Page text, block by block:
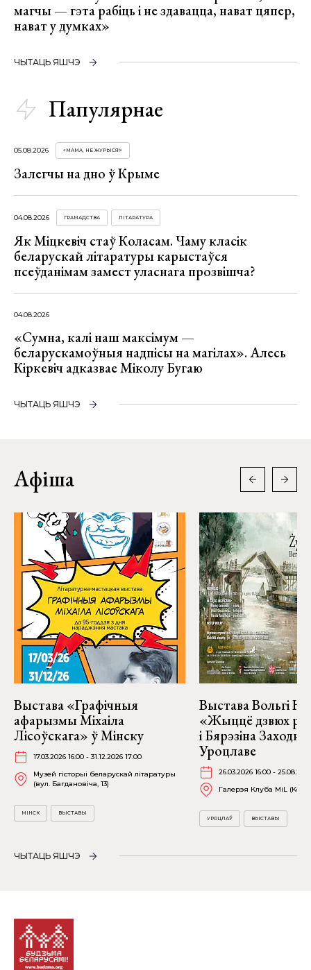
магчы — гэта рабіць і не здавацца, нават цяпер,
нават у думках»
ЧЫТАЦЬ ЯШЧЭ
Папулярнае
05.08.2026 «МАМА, НЕ ЖУРЫСЯ!»
Залегчы на дно ў Крыме
04.08.2026 ГРАМАДСТВА ЛІТАРАТУРА
Як Міцкевіч стаў Коласам. Чаму класік
беларускай літаратуры карыстаўся
псеўданімам замест уласнага прозвішча?
04.08.2026
«Сумна, калі наш максімум —
беларускамоўныя надпісы на магілах». Алесь
Кіркевіч адказвае Міколу Бугаю
ЧЫТАЦЬ ЯШЧЭ
Афіша
Выстава «Графічныя
афарызмы Міхаіла
Лісоўскага» ў Мінску
17.03.2026 16:00 - 31.12.2026 17:00
Музей гісторыі беларускай літаратуры
(вул. Багдановіча, 13)
МІНСК ВЫСТАВЫ
Выстава Вольгі
«Жыццё дзвюх
і Бярэзіна
Уроцлаве
26.03.2026 16:00 -
Галерэя Клуба MiL
УРОЦЛАЎ ВЫСТАВЫ
ЧЫТАЦЬ ЯШЧЭ